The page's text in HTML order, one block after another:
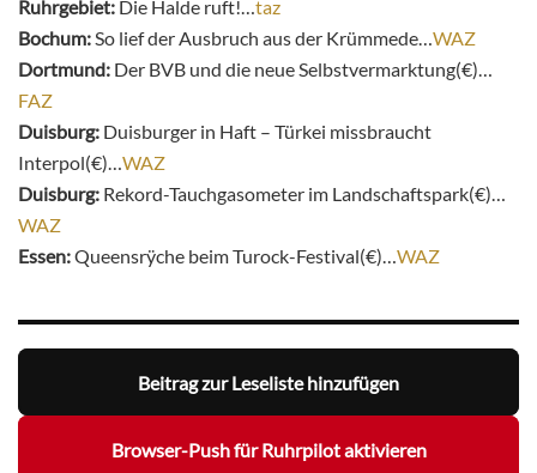
Ruhrgebiet: Die Halde ruft!…taz
Bochum:So lief der Ausbruch aus der Krümmede…WAZ
Dortmund: Der BVB und die neue Selbstvermarktung(€)…
FAZ
Duisburg: Duisburger in Haft – Türkei missbraucht
Interpol(€)…WAZ
Duisburg: Rekord-Tauchgasometer im Landschaftspark(€)…
WAZ
Essen:Queensrÿche beim Turock-Festival(€)…WAZ
Beitrag zur Leseliste hinzufügen
Browser-Push für Ruhrpilot aktivieren